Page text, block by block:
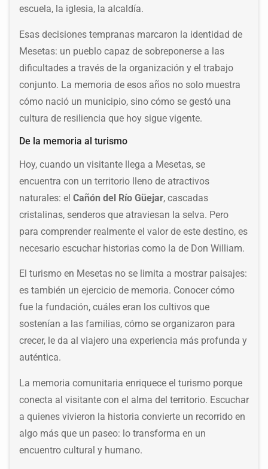
escuela, la iglesia, la alcaldía.
Esas decisiones tempranas marcaron la identidad de
Mesetas: un pueblo capaz de sobreponerse a las
dificultades a través de la organización y el trabajo
conjunto. La memoria de esos años no solo muestra
cómo nació un municipio, sino cómo se gestó una
cultura de resiliencia que hoy sigue vigente.
De la memoria al turismo
Hoy, cuando un visitante llega a Mesetas, se
encuentra con un territorio lleno de atractivos
naturales: el Cañón del Río Güejar, cascadas
cristalinas, senderos que atraviesan la selva. Pero
para comprender realmente el valor de este destino, es
necesario escuchar historias como la de Don William.
El turismo en Mesetas no se limita a mostrar paisajes:
es también un ejercicio de memoria. Conocer cómo
fue la fundación, cuáles eran los cultivos que
sostenían a las familias, cómo se organizaron para
crecer, le da al viajero una experiencia más profunda y
auténtica.
La memoria comunitaria enriquece el turismo porque
conecta al visitante con el alma del territorio. Escuchar
a quienes vivieron la historia convierte un recorrido en
algo más que un paseo: lo transforma en un
encuentro cultural y humano.